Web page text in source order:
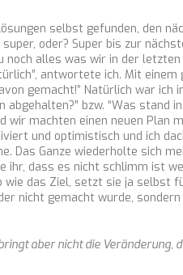
selbst gefunden, den
oder? Super bis zur
noch alles was wir in der
antwortete ich. Mit einem
gemacht!” Natürlich war ich
bzw. “Was stand
machten einen neuen Plan
und optimistisch und ich
Das Ganze wiederholte sich
dass es nicht schlimm ist
wie das Ziel, setzt sie ja selbst
nicht gemacht wurde,
aber nicht die Veränderung,